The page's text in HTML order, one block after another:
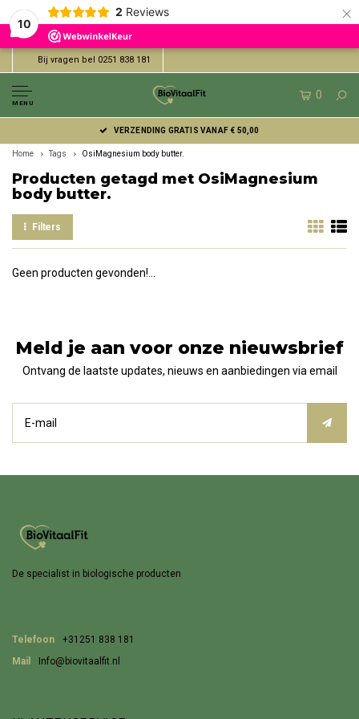
10
2 Reviews ×
Bij vragen bel 0251 838 181
MENU
0
VERZENDING GRATIS VANAF € 50,00
Home Tags OsiMagnesium body butter.
Producten getagd met OsiMagnesium
body butter.
Filters
Geen producten gevonden!...
Meld je aan voor onze nieuwsbrief
Ontvang de laatste updates, nieuws en aanbiedingen via email
De specialist in biologische producten
Telefoon
+31251 838 181
Mail
Info@biovitaalfit.nl